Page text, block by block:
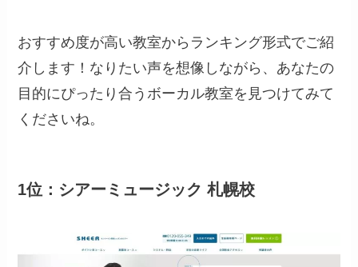
おすすめ度が高い教室からランキング形式でご紹
介します！なりたい声を想像しながら、あなたの
目的にぴったり合うボーカル教室を見つけてみて
くださいね。
1位：シアーミュージック 札幌校